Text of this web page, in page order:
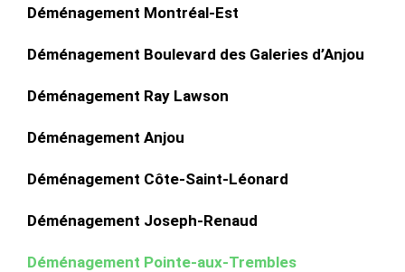
Déménagement Montréal-Est
Déménagement Boulevard des Galeries d’Anjou
Déménagement Ray Lawson
Déménagement Anjou
Déménagement Côte-Saint-Léonard
Déménagement Joseph-Renaud
Déménagement Pointe-aux-Trembles